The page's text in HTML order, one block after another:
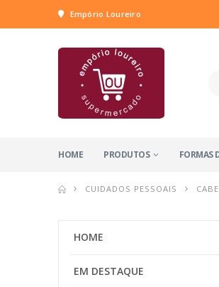
Empório Loureiro
HOME PRODUTOS FORMAS
CUIDADOS PESSOAIS
HOME
EM DESTAQUE